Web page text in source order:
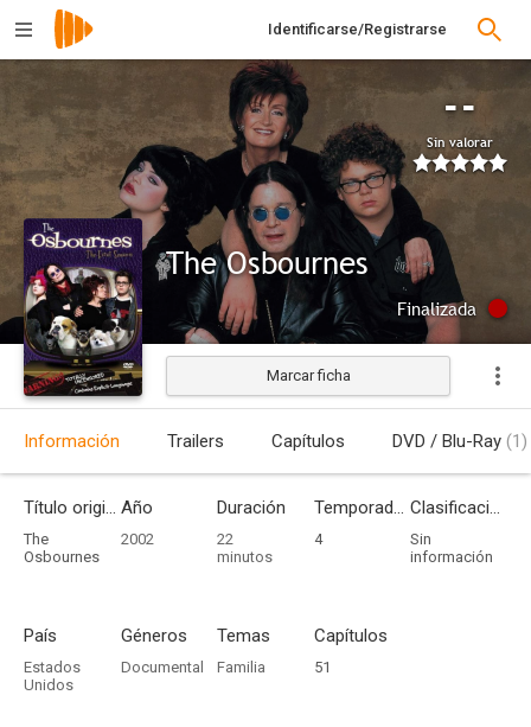
Identificarse/Registrarse
--
Sin valorar
The Osbournes
Finalizada
Marcar ficha
Información Trailers Capítulos DVD / Blu-Ray (1)
Título original
The
Osbournes
Año
2002
Duración
22
minutos
Temporadas
4
Clasificación por edades
Sin
información
País
Estados
Unidos
Géneros
Documental
Temas
Familia
Capítulos
51